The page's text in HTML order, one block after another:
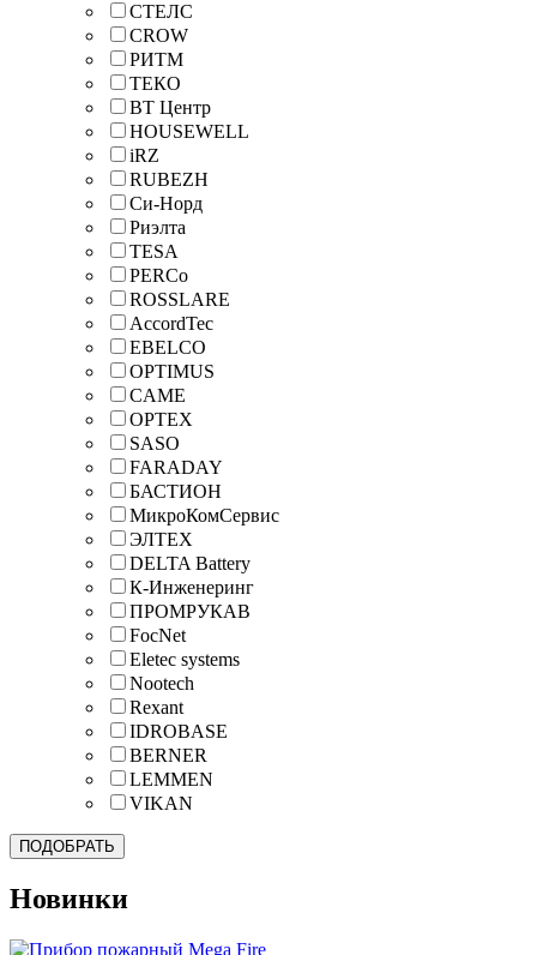
СТЕЛС
CROW
РИТМ
ТЕКО
ВТ Центр
HOUSEWELL
iRZ
RUBEZH
Си-Норд
Риэлта
TESA
PERCo
ROSSLARE
AccordTec
EBELCO
OPTIMUS
CAME
OPTEX
SASO
FARADAY
БАСТИОН
МикроКомСервис
ЭЛТЕХ
DELTA Battery
К-Инженеринг
ПРОМРУКАВ
FocNet
Eletec systems
Nootech
Rexant
IDROBASE
BERNER
LEMMEN
VIKAN
Новинки